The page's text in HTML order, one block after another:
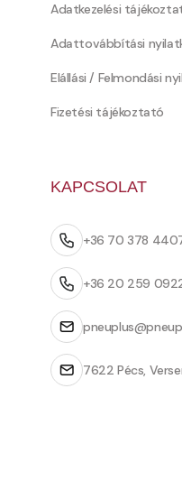
Adatkezelési
Adattovábbítási
Elállási / Felmondási
Fizetési tájékoztató
KAPCSOLAT
+36 70 378
+36 20 259
7622 Pécs,